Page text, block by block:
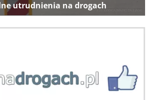
utrudnienia na drogach